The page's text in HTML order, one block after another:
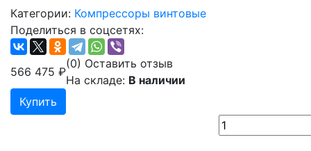
Категории: Компрессоры винтовые
Поделиться в соцсетях:
566 475 ₽
(0) Оставить отзыв
На складе: В наличии
Купить